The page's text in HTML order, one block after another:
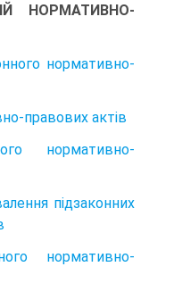
НОРМАТИВНО-
нормативно-
правових актів
нормативно-
підзаконних
нормативно-